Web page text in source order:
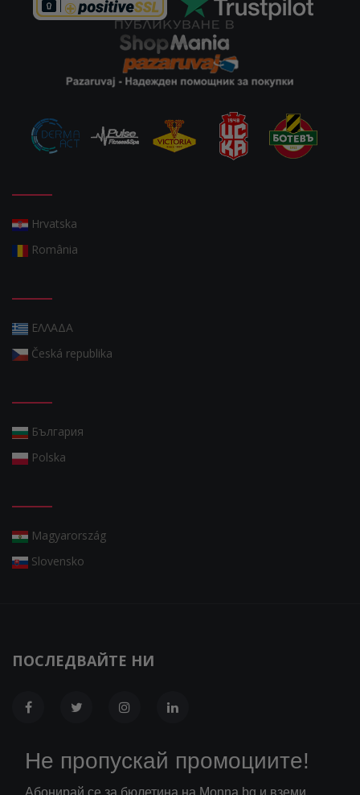
Hrvatska
România
ΕΛΛΑΔΑ
Česká republika
България
Polska
Magyarország
Slovensko
ПОСЛЕДВАЙТЕ НИ
Не пропускай промоциите!
Абонирай се за бюлетина на Monna.bg и вземи